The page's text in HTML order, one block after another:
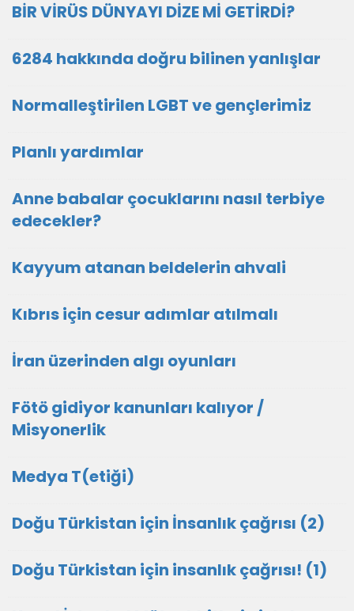
BİR VİRÜS DÜNYAYI DİZE Mİ GETİRDİ?
6284 hakkında doğru bilinen yanlışlar
Normalleştirilen LGBT ve gençlerimiz
Planlı yardımlar
Anne babalar çocuklarını nasıl terbiye
edecekler?
Kayyum atanan beldelerin ahvali
Kıbrıs için cesur adımlar atılmalı
İran üzerinden algı oyunları
Fötö gidiyor kanunları kalıyor /
Misyonerlik
Medya T(etiği)
Doğu Türkistan için İnsanlık çağrısı (2)
Doğu Türkistan için insanlık çağrısı! (1)